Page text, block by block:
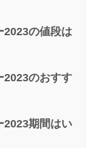
2023の値段は
2023のおすす
2023期間はい